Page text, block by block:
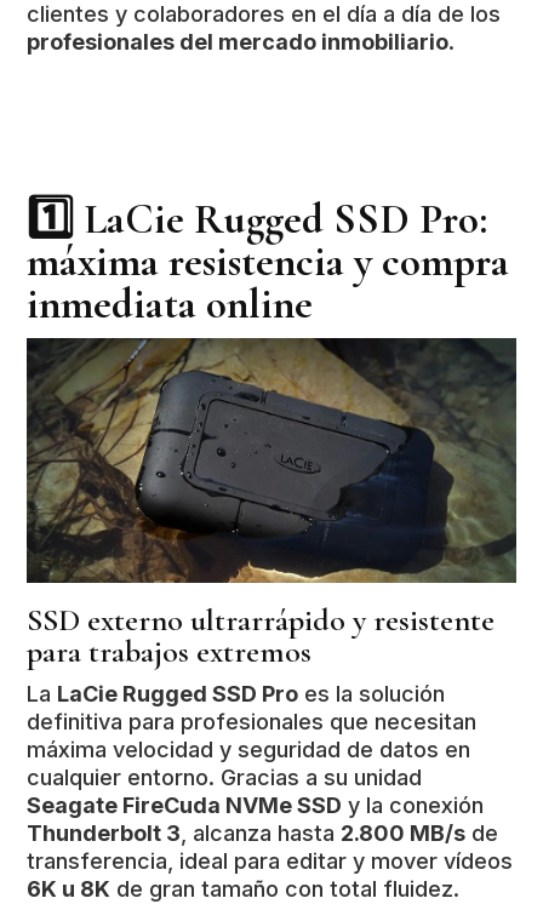
clientes y colaboradores en el día a día de los
profesionales del mercado inmobiliario.
1️⃣ LaCie Rugged SSD Pro:
máxima resistencia y compra
inmediata online
SSD externo ultrarrápido y resistente
para trabajos extremos
La LaCie Rugged SSD Pro es la solución
definitiva para profesionales que necesitan
máxima velocidad y seguridad de datos en
cualquier entorno. Gracias a su unidad
Seagate FireCuda NVMe SSD y la conexión
Thunderbolt 3 , alcanza hasta 2.800 MB/s de
transferencia, ideal para editar y mover vídeos
6K u 8K de gran tamaño con total fluidez.